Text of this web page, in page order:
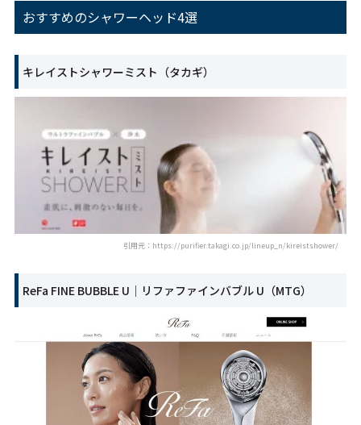
おすすめのシャワーヘッド4選
キレイストシャワーミスト（タカギ）
引用元：https://purifier.takagi.co.jp/lineup_n/kireistshower/
ReFa FINE BUBBLE U｜リファファインバブル U（MTG）